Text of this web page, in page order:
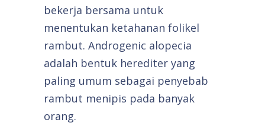
bekerja bersama untuk
menentukan ketahanan folikel
rambut. Androgenic alopecia
adalah bentuk herediter yang
paling umum sebagai penyebab
rambut menipis pada banyak
orang.